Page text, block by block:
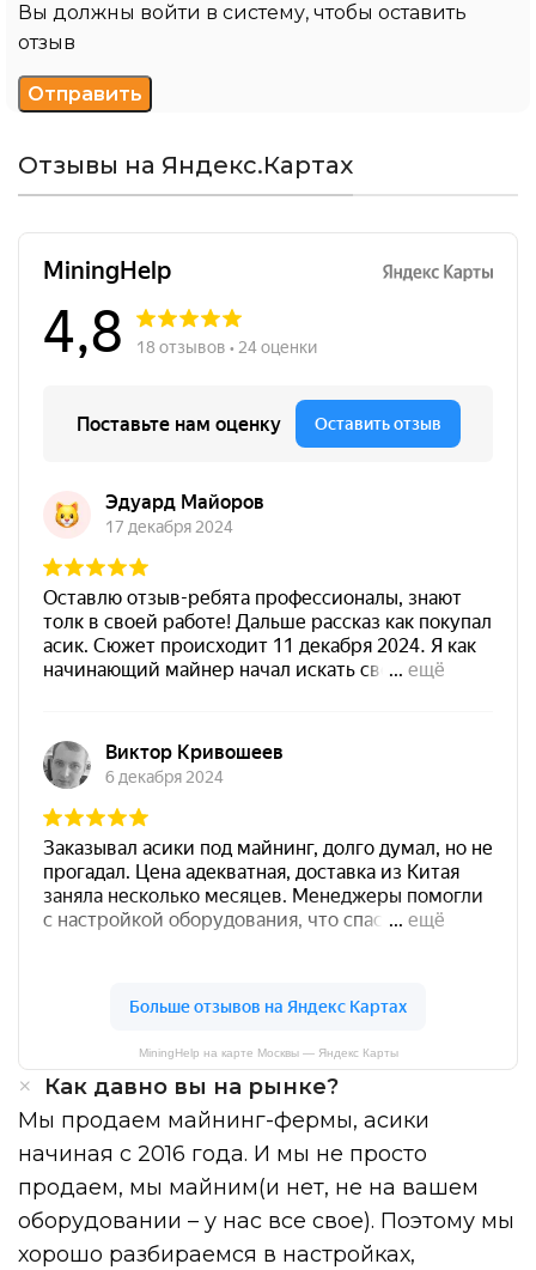
Вы должны войти в систему, чтобы оставить
отзыв
Отзывы на Яндекс.Картах
MiningHelp на карте Москвы — Яндекс Карты
Как давно вы на рынке?
Мы продаем майнинг-фермы, асики
начиная с 2016 года. И мы не просто
продаем, мы майним(и нет, не на вашем
оборудовании – у нас все свое). Поэтому мы
хорошо разбираемся в настройках,